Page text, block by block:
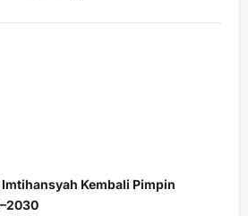
Kembali Pimpin